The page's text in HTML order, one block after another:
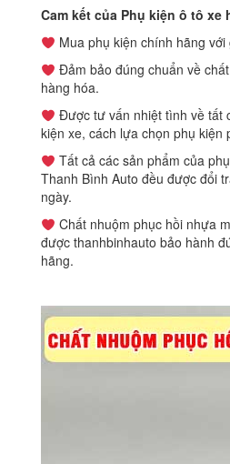
Cam kết của Phụ kiện ô tô xe
Mua phụ kiện chính hãng với
Đảm bảo đúng chuẩn về
hàng hóa.
Được tư vấn nhiệt tình về tất
kiện xe, cách lựa chọn phụ kiện
Tất cả các sản phẩm của
Thanh Bình Auto đều được đổi
ngày.
Chất nhuộm phục hồi nhựa
được thanhbinhauto bảo hành
hãng.